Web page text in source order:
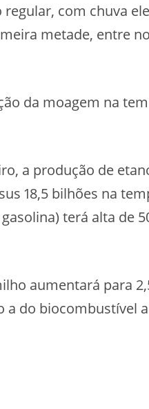
com chuva
metade, entre
da moagem na
a produção de
18,5 bilhões na
terá alta de
aumentará para
a do biocombustível